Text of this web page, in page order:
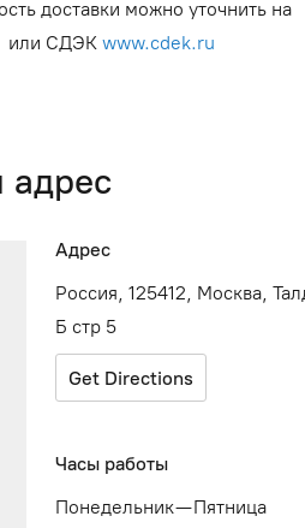
доставки можно уточнить на
или СДЭК www.cdek.ru
Адрес
Россия, 125412, Москва,
Б стр 5
Get Directions
Часы работы
Понедельник — Пятница